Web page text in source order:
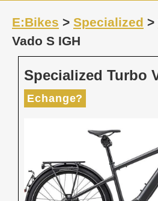
E:Bikes > Specialized >
Vado S IGH
Specialized Turbo
Echange?